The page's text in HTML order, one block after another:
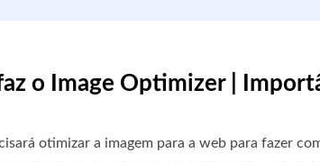
o Image Optimizer |
otimizar a imagem para a web para fazer